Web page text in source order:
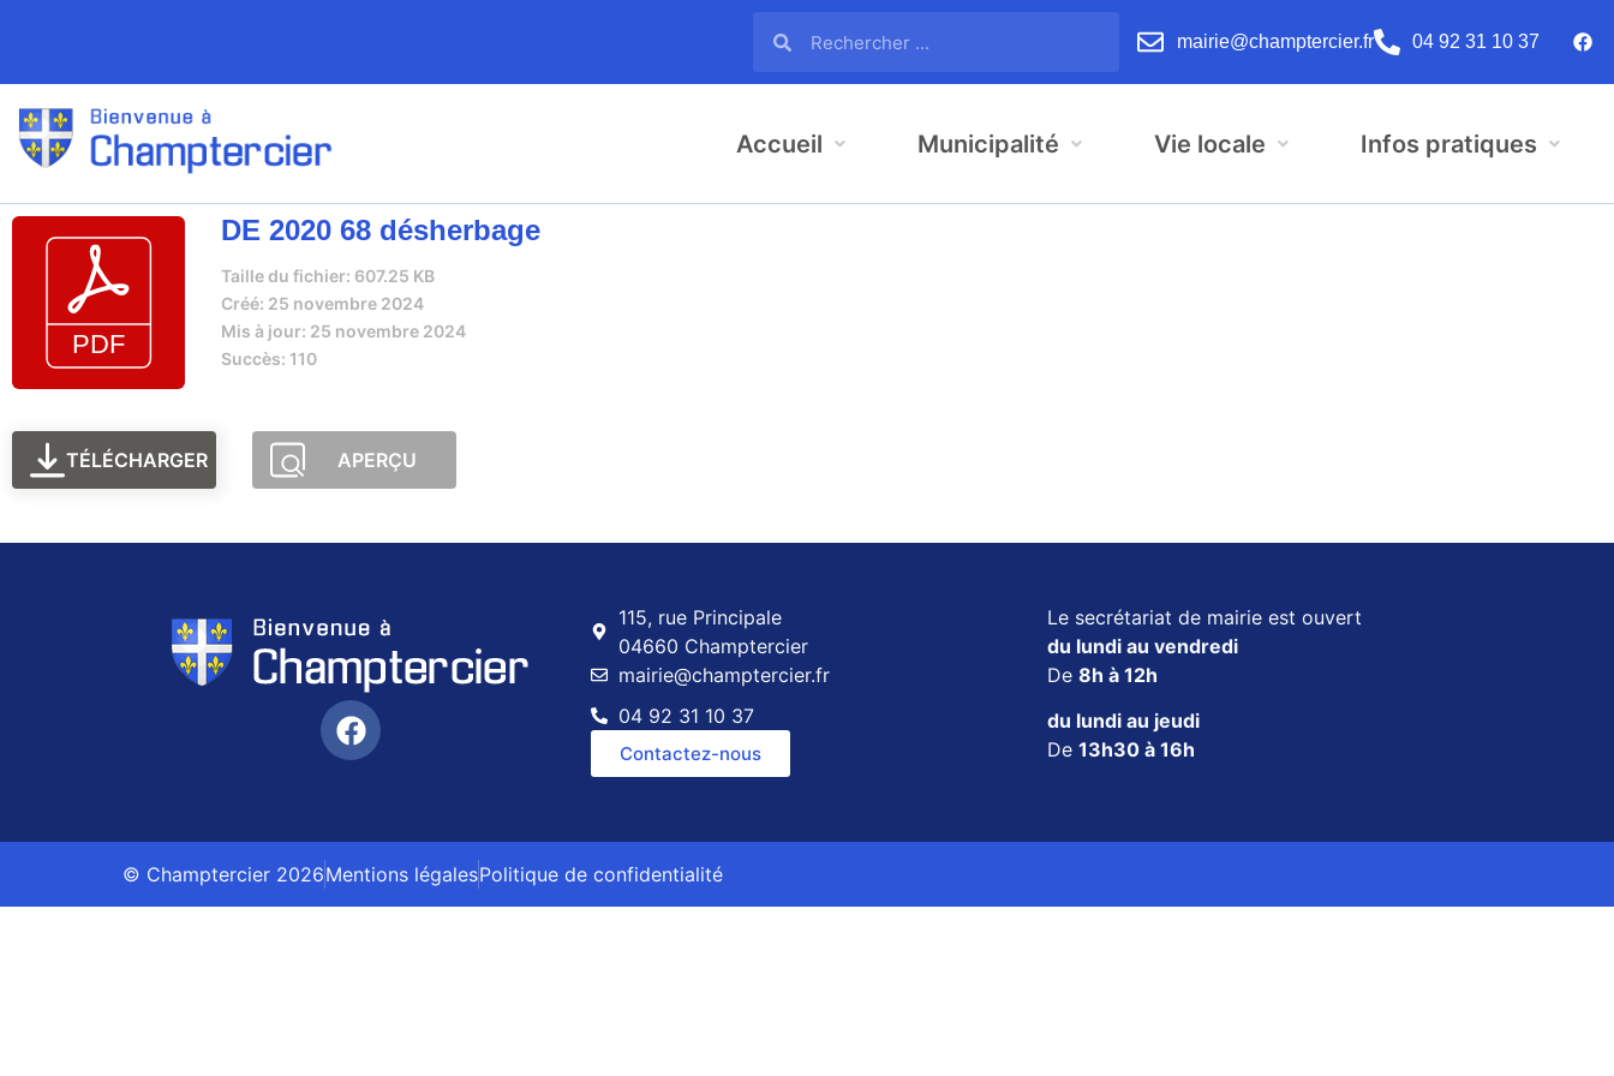
mairie@champtercier.fr 04 92 31 10 37
Accueil Municipalité Vie locale Infos pratiques
DE 2020 68 désherbage
Taille du fichier: 607.25 KB
Créé: 25 novembre 2024
Mis à jour: 25 novembre 2024
Succès: 110
TÉLÉCHARGER APERÇU
115, rue Principale
04660 Champtercier
mairie@champtercier.fr
04 92 31 10 37
Contactez-nous
Le secrétariat de mairie est ouvert
du lundi au vendredi
De 8h à 12h
du lundi au jeudi
De 13h30 à 16h
© Champtercier 2026Mentions légalesPolitique de confidentialité